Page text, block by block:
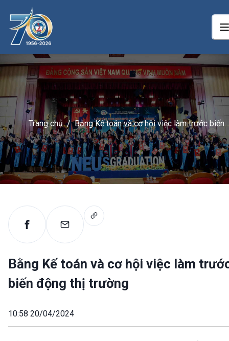
Trang chủ / Bằng Kế toán và cơ hội việc làm trước biến
động thị trường
Bằng Kế toán và cơ hội việc làm
biến động thị trường
10:58 20/04/2024